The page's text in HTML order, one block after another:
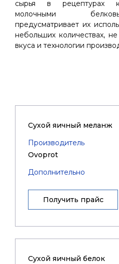
сырья в рецептурах
молочными
предусматривает их
небольших количествах,
вкуса и технологии
Cухой яичный меланж
Производитель
Ovoprot
Дополнительно
Получить прайс
Сухой яичный белок